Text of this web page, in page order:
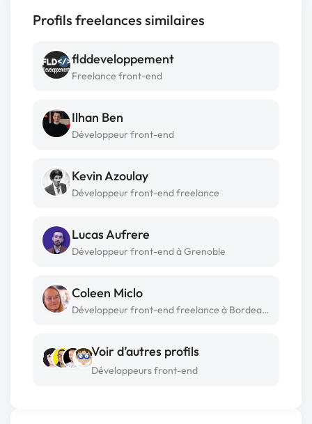
Profils freelances similaires
flddeveloppement
Freelance front-end
Ilhan Ben
Développeur front-end
Kevin Azoulay
Développeur front-end freelance
Lucas Aufrere
Développeur front-end à Grenoble
Coleen Miclo
Développeur front-end freelance à Bordeaux
Voir d’autres profils
Développeurs front-end